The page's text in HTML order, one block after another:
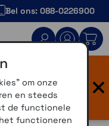
Bel ons: 088-0226900
heeft
vertrouwde
jasje.
×
om onze
en steeds
de functionele
functioneren